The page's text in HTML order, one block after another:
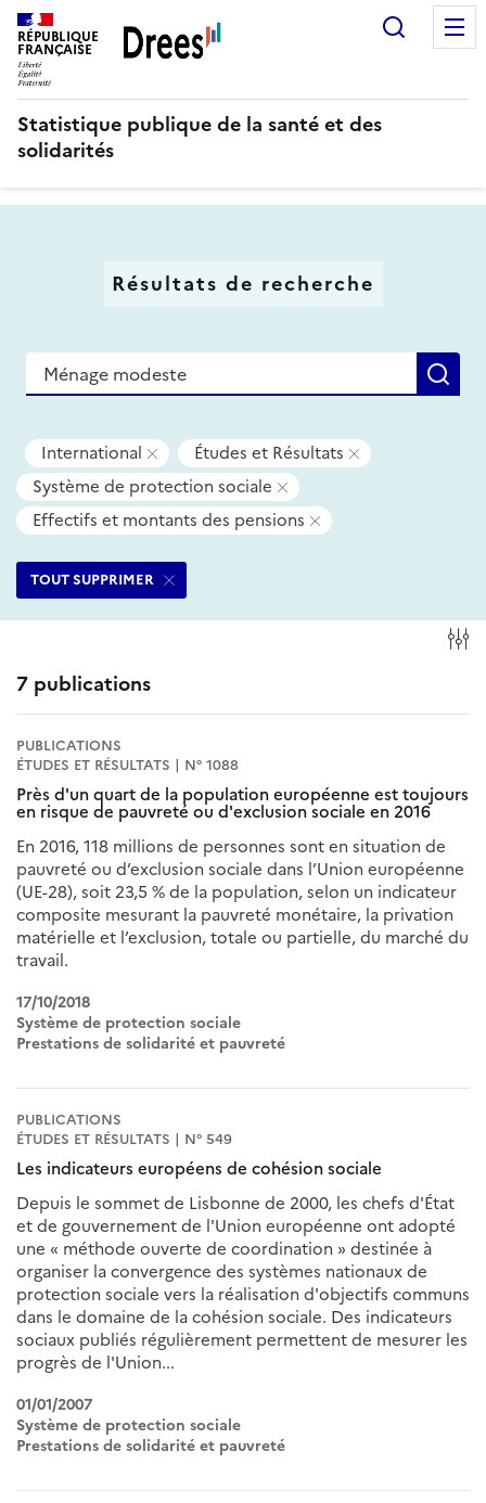
Aller
au
contenu
principal
RÉPUBLIQUE
FRANÇAISE
Statistique publique de la santé et des
solidarités
Résultats de recherche
Recherche
Tous
les
filtres
sélectionnés
International
Supprimer
ce
filtre
Études et Résultats
Système de protection sociale
Supprimer
ce
Effectifs et montants des pensions
TOUT SUPPRIMER
7 publications
PUBLICATIONS
ÉTUDES ET RÉSULTATS | N° 1088
Près d'un quart de la population européenne est toujours
en risque de pauvreté ou d'exclusion sociale en 2016
En 2016, 118 millions de personnes sont en situation de
pauvreté ou d’exclusion sociale dans l’Union européenne
(UE-28), soit 23,5 % de la population, selon un indicateur
composite mesurant la pauvreté monétaire, la privation
matérielle et l’exclusion, totale ou partielle, du marché du
travail.
17/10/2018
Système de protection sociale
Prestations de solidarité et pauvreté
PUBLICATIONS
ÉTUDES ET RÉSULTATS | N° 549
Les indicateurs européens de cohésion sociale
Depuis le sommet de Lisbonne de 2000, les chefs d'État
et de gouvernement de l'Union européenne ont adopté
une « méthode ouverte de coordination » destinée à
organiser la convergence des systèmes nationaux de
protection sociale vers la réalisation d'objectifs communs
dans le domaine de la cohésion sociale. Des indicateurs
sociaux publiés régulièrement permettent de mesurer les
progrès de l'Union...
01/01/2007
Système de protection sociale
Prestations de solidarité et pauvreté